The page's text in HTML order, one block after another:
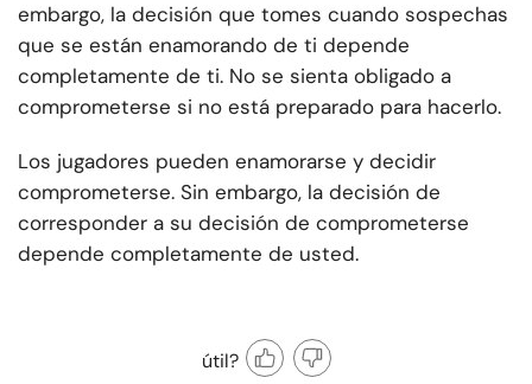
embargo, la decisión que tomes cuando sospechas
que se están enamorando de ti depende
completamente de ti. No se sienta obligado a
comprometerse si no está preparado para hacerlo.
Los jugadores pueden enamorarse y decidir
comprometerse. Sin embargo, la decisión de
corresponder a su decisión de comprometerse
depende completamente de usted.
útil?